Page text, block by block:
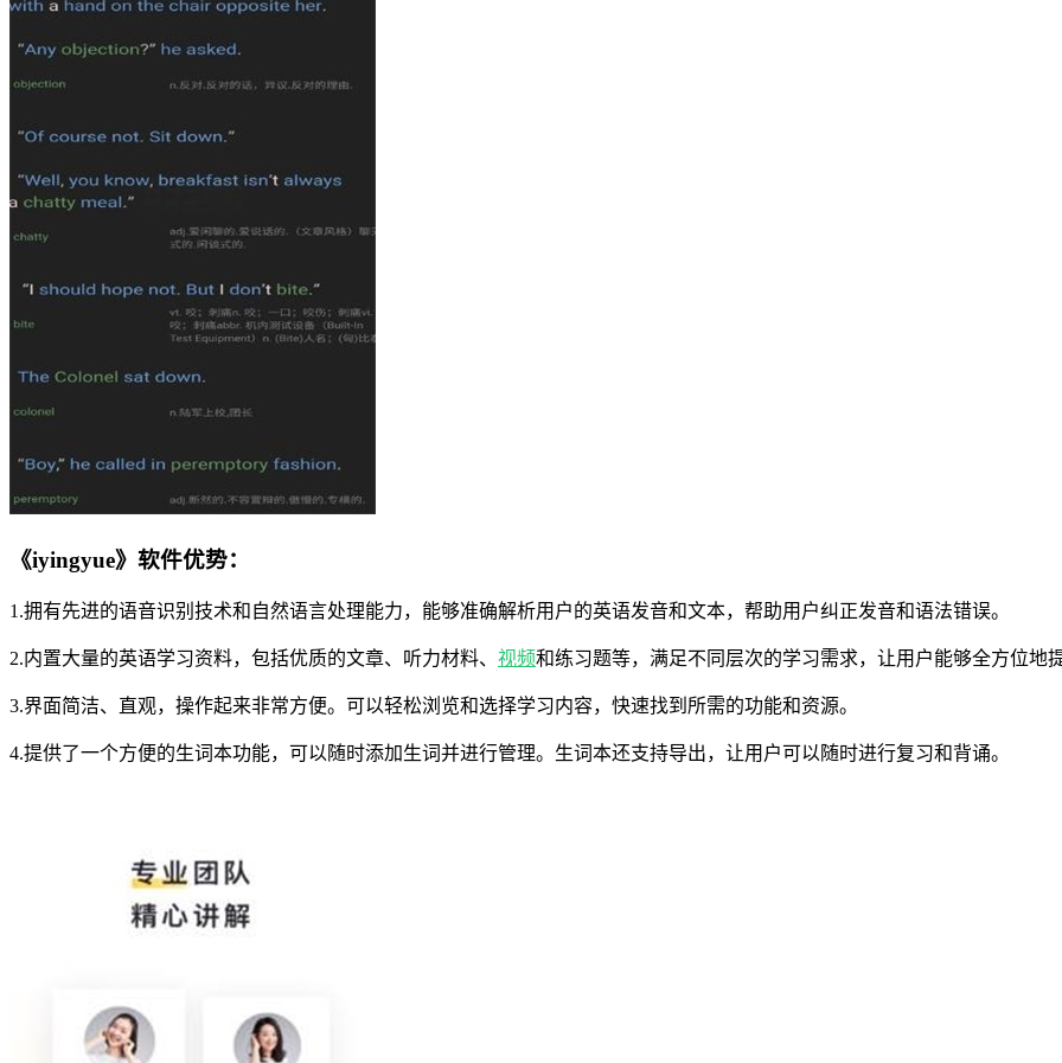
《iyingyue》软件优势：
1.拥有先进的语音识别技术和自然语言处理能力，能够准确解析用户的英语发音和文本，帮助用户纠正发音和语法错误。
2.内置大量的英语学习资料，包括优质的文章、听力材料、 视频和练习题等，满足不同层次的学习需求，让用户能够全方位地
3.界面简洁、直观，操作起来非常方便。可以轻松浏览和选择学习内容，快速找到所需的功能和资源。
4.提供了一个方便的生词本功能，可以随时添加生词并进行管理。生词本还支持导出，让用户可以随时进行复习和背诵。